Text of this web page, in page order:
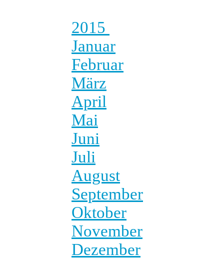
2015
Januar
Februar
März
April
Mai
Juni
Juli
August
September
Oktober
November
Dezember